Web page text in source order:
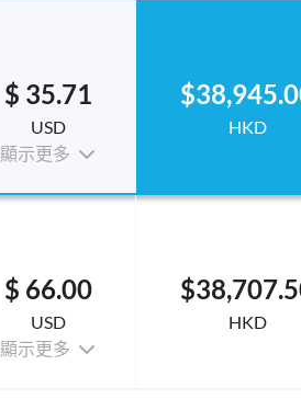
$ 35.71
USD
顯示更多
HKD
$ 66.00
USD
顯示更多
HKD